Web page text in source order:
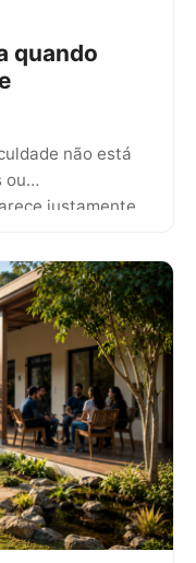
quando
não está
ou
justamente